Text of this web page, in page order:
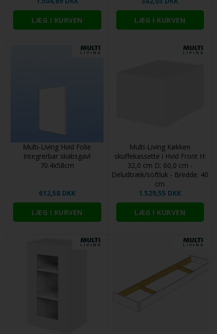
Multi-Living Hvid Folie
Integrerbar skabsgavl
70.4x58cm
612,58 DKK
Multi-Living Køkken
skuffekassette i Hvid Front H:
32,0 cm D: 60,0 cm -
Deludtræk/softluk - Bredde: 40
cm
1.529,55 DKK